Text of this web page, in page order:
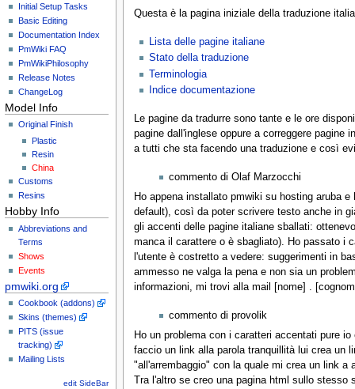
Initial Setup Tasks
Basic Editing
Documentation Index
PmWiki FAQ
PmWikiPhilosophy
Release Notes
ChangeLog
Model Info
Original Finish
Plastic
Resin
China
Customs
Resins
Hobby Info
Abbreviations and
Terms
Shows
Events
pmwiki.org
Cookbook (addons)
Skins (themes)
PITS (issue
tracking)
Mailing Lists
edit SideBar
Questa è la pagina iniziale della traduzione
Lista delle pagine italiane
Stato della traduzione
Terminologia
Indice documentazione
Le pagine da tradurre sono tante e le ore
pagine dall'inglese oppure a correggere pagine
a tutti che sta facendo una traduzione e così
commento di Olaf Marzocchi
Ho appena installato pmwiki su hosting aruba
default), così da poter scrivere testo anche in
gli accenti delle pagine italiane sballati:
manca il carattere o è sbagliato). Ho passato i
l'utente è costretto a vedere: suggerimenti in
ammesso ne valga la pena e non sia un
informazioni, mi trovi alla mail [nome] .
commento di provolik
Ho un problema con i caratteri accentati pure
faccio un link alla parola tranquillità lui crea un
"all'arrembaggio" con la quale mi crea un link a
Tra l'altro se creo una pagina html sullo